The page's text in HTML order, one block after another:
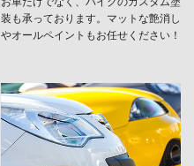
装も承っております。マットな艶消し
やオールペイントもお任せください！